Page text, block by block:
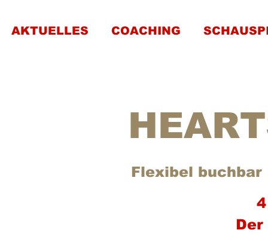
AKTUELLES COACHING
Flexibel buchbar
Der